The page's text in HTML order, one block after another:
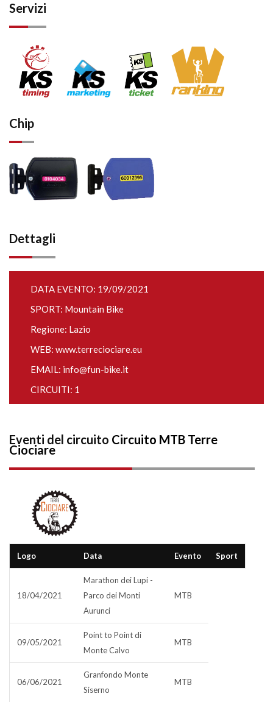
Servizi
Chip
Dettagli
DATA EVENTO: 19/09/2021
SPORT: Mountain Bike
Regione: Lazio
WEB: www.terreciociare.eu
EMAIL: info@fun-bike.it
CIRCUITI: 1
Eventi del circuito Circuito MTB Terre
Ciociare
Logo Data Evento Sport
18/04/2021
Marathon dei Lupi -
Parco dei Monti
Aurunci
MTB
09/05/2021
Point to Point di
Monte Calvo
MTB
06/06/2021
Granfondo Monte
Siserno
MTB